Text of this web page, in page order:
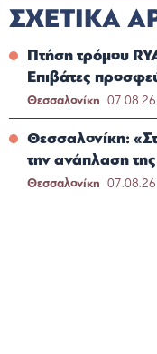
ΣΧΕΤΙΚΑ
Πτήση τρόμου
Επιβάτες
Θεσσαλονίκη 07.08.26
Θεσσαλονίκη:
την ανάπλαση
Θεσσαλονίκη 07.08.26